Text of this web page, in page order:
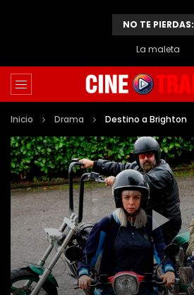
NO TE PIERDAS:
La maleta
Inicio Drama Destino a Brighton